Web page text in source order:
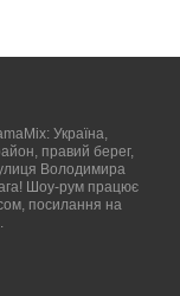
Україна,
правий берег,
Володимира
Шоу-рум працює
посилання на